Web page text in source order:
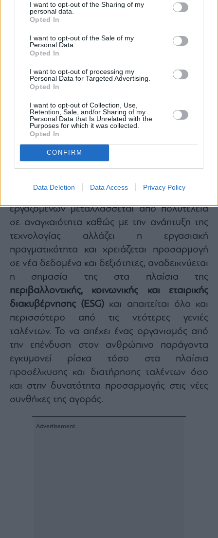
I want to opt-out of the Sharing of my
personal data.
Opted In
I want to opt-out of the Sale of my
Personal Data.
Opted In
I want to opt-out of processing my
Personal Data for Targeted Advertising.
Opted In
I want to opt-out of Collection, Use,
Retention, Sale, and/or Sharing of my
Personal Data that Is Unrelated with the
Purposes for which it was collected.
Opted In
CONFIRM
Data Deletion Data Access Privacy Policy
brandingτους και πρωτοπορούν στην
υιοθέτηση
ταλέντο που απαιτείται για την αξιοποίησή
ΣΙΝΗ ΔΙΑΛΙΣΜΑ:Ηεπένδυση στους
ανθρώπους
βασικότερα συστατικά επιτυχίας και δεν είναι
τυχαίο που οργανισμοί που επένδυαν
διαχρονικά στο ανθρώπινο κεφάλαιο είδαν
την “επιστροφή” της επένδυσης τους (return
on investment) την περίοδο της πανδημίας με
αυξημένη ικανοποίηση, εμπιστοσύνη και
. Αυτό που έχει επίσης ενδιαφέρον
εργαζομένων μεταλλάσσεται από πολυτέλεια
σε αναγκαιότητα καθώς με την ανάπτυξη της
τεχνολογίας αλλάζει η εργασιακή
πραγματικότητα και χρειάζεται προσαρμογή
σε νέα δεδομένα και δεξιότητες, αναδεικνύεται
η σημασία της στα πλαίσια της
περιβαλλοντικής, κοινωνικής και εταιρικής
διακυβέρνησης (ESG) και απαιτείται όλο και
περισσότερο από τις νεότερες γενιές
ταλέντων. Το να απέχει ένας οργανισμός από
την επένδυση στον ανθρώπινο παράγοντα
εγκυμονεί ρίσκα τόσο στα πλαίσια
προσέλκυσης και διατήρησης ταλέντων όσο
και στην δυνατότητα προσαρμογής στις νέες
συνθήκες της αγοράς.